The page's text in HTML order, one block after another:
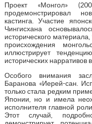
Проект «Монгол»
продемонстрировал
кастинга. Участие
Чингисхана
исторического
происхождения
иллюстрирует
исторических нарративов
Особого внимания
Баранова «Иерей-сан.
только стала редким
Японии, но и имела
исполнителя главной
Этот случай,